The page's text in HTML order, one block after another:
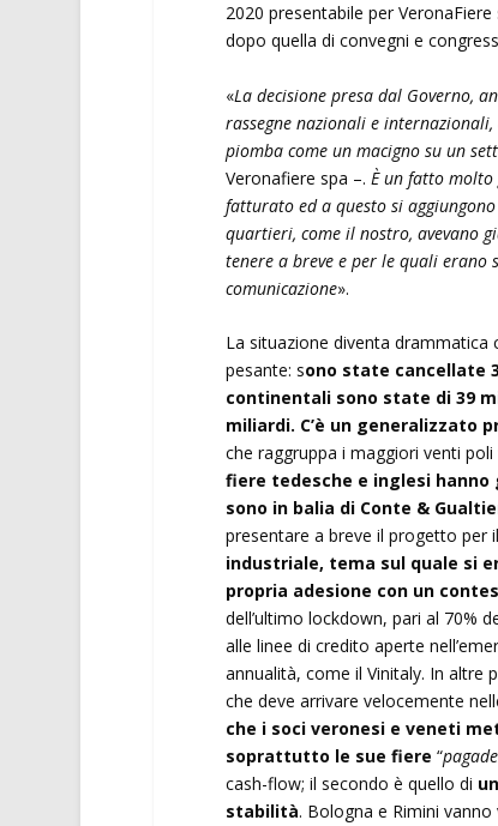
2020 presentabile per
dopo quella di convegni e
«La decisione presa dal Governo,
rassegne nazionali e
piomba come un macigno su un
Veronafiere spa –. È un fatto molto
fatturato ed a questo si
quartieri, come il nostro, avevano
tenere a breve e per le quali
comunicazione».
La situazione diventa drammatica
pesante: sono state cancellate
continentali sono state di 39
miliardi. C’è un generalizzato
che raggruppa i maggiori venti
fiere tedesche e inglesi
sono in balia di Conte &
presentare a breve il progetto per
industriale, tema sul quale si
propria adesione con un
dell’ultimo lockdown, pari al 70%
alle linee di credito aperte
annualità, come il Vinitaly. In altre
che deve arrivare velocemente
che i soci veronesi e veneti
soprattutto le sue fiere “
cash-flow; il secondo è quello di
stabilità. Bologna e Rimini